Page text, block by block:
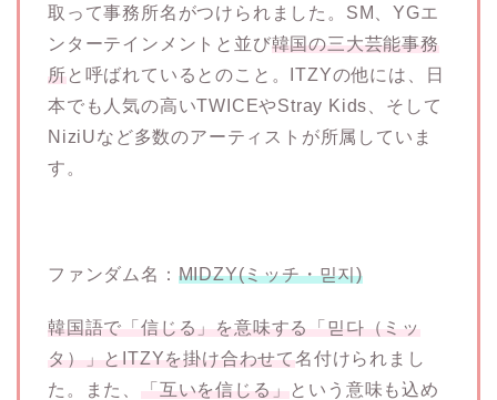
取って事務所名がつけられました。SM、YGエ
ンターテインメントと並び韓国の三大芸能事務
所 と呼ばれているとのこと。ITZYの他には、日
本でも人気の高いTWICEやStray Kids、そして
NiziUなど多数のアーティストが所属していま
す。
ファンダム名： MIDZY(ミッチ・믿지)
韓国語で「信じる」を意味する「믿다（ミッ
タ）」とITZYを掛け合わせて名付けられまし
た。また、
「互いを信じる」
という意味も込め